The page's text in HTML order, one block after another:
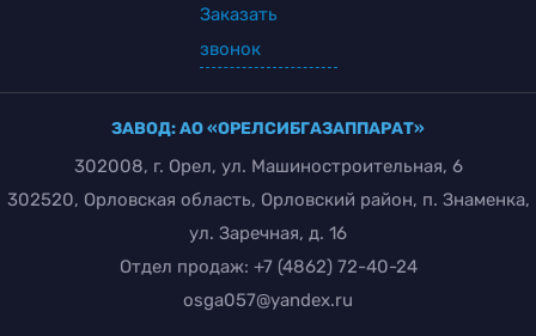
ЗАВОД: АО «ОРЕЛСИБГАЗАППАРАТ»
302008, г. Орел, ул. Машиностроительная, 6
302520, Орловская область, Орловский район, п. Знаменка,
ул. Заречная, д. 16
Отдел продаж: +7 (4862) 72-40-24
osga057@yandex.ru
Заказать
звонок